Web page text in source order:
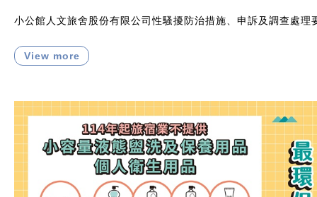
小公館人文旅舍股份有限公司性騷擾防治措施、申訴及調查處理
View more